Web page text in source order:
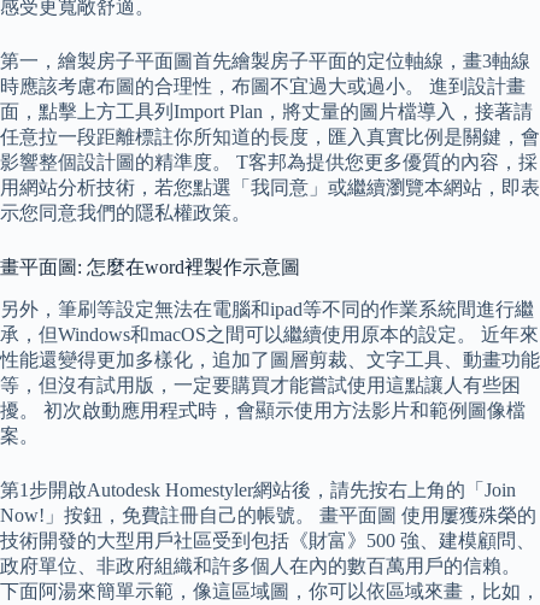
感受更寬敞舒適。
第一，繪製房子平面圖首先繪製房子平面的定位軸線，畫3軸線
時應該考慮布圖的合理性，布圖不宜過大或過小。 進到設計畫
面，點擊上方工具列Import Plan，將丈量的圖片檔導入，接著請
任意拉一段距離標註你所知道的長度，匯入真實比例是關鍵，會
影響整個設計圖的精準度。 T客邦為提供您更多優質的內容，採
用網站分析技術，若您點選「我同意」或繼續瀏覽本網站，即表
示您同意我們的隱私權政策。
畫平面圖: 怎麼在word裡製作示意圖
另外，筆刷等設定無法在電腦和ipad等不同的作業系統間進行繼
承，但Windows和macOS之間可以繼續使用原本的設定。 近年來
性能還變得更加多樣化，追加了圖層剪裁、文字工具、動畫功能
等，但沒有試用版，一定要購買才能嘗試使用這點讓人有些困
擾。 初次啟動應用程式時，會顯示使用方法影片和範例圖像檔
案。
第1步開啟Autodesk Homestyler網站後，請先按右上角的「Join
Now!」按鈕，免費註冊自己的帳號。 畫平面圖 使用屢獲殊榮的
技術開發的大型用戶社區受到包括《財富》500 強、建模顧問、
政府單位、非政府組織和許多個人在內的數百萬用戶的信賴。
下面阿湯來簡單示範，像這區域圖，你可以依區域來畫，比如，